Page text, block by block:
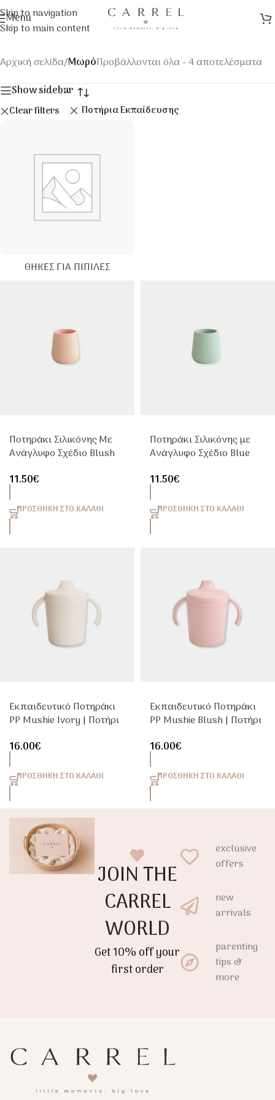
Skip to navigation
Skip to main content
Menu
Αρχική σελίδα/ΜωρόΠροβάλλονται όλα - 4 αποτελέσματα
Show sidebar
Clear filters Ποτήρια Εκπαίδευσης
ΘΉΚΕΣ ΓΙΑ ΠΙΠΊΛΕΣ
Ποτηράκι Σιλικόνης Με
Ανάγλυφο Σχέδιο Blush
Ποτήρι 6m+
11.50€
ΠΡΟΣΘΉΚΗ ΣΤΟ ΚΑΛΆΘΙ
Ποτηράκι Σιλικόνης με
Ανάγλυφο Σχέδιο Blue
Ποτήρι 6m+
11.50€
ΠΡΟΣΘΉΚΗ ΣΤΟ ΚΑΛΆΘΙ
Εκπαιδευτικό Ποτηράκι
PP Mushie Ivory | Ποτήρι
Toddlers
16.00€
ΠΡΟΣΘΉΚΗ ΣΤΟ ΚΑΛΆΘΙ
Εκπαιδευτικό Ποτηράκι
PP Mushie Blush | Ποτήρι
Toddlers
16.00€
ΠΡΟΣΘΉΚΗ ΣΤΟ ΚΑΛΆΘΙ
JOIN THE
CARREL
WORLD
Get 10% off your
first order
exclusive
offers
new
arrivals
parenting
tips &
more